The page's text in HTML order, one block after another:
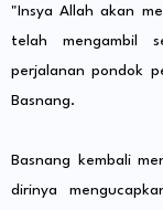
"Insya Allah akan
telah mengambil
perjalanan pondok
Basnang.
Basnang kembali
dirinya